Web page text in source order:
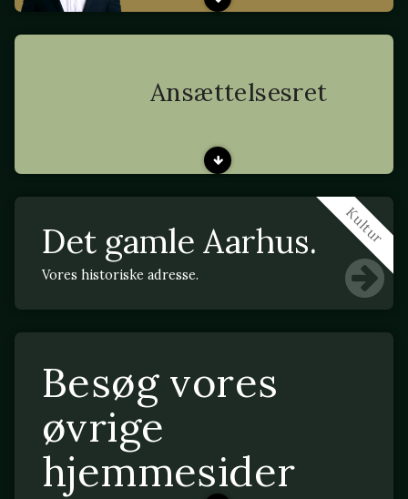
Ansættelsesret
Kultur
Det gamle Aarhus.
Vores historiske adresse.
Besøg vores
øvrige
hjemmesider